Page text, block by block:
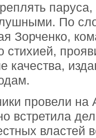
По
Зорченко,
стихией,
качества,
провели на
встретила
властей